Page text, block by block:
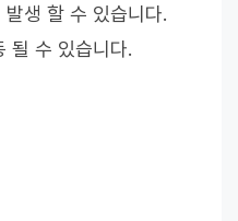
생 할 수 있습니다.
될 수 있습니다.